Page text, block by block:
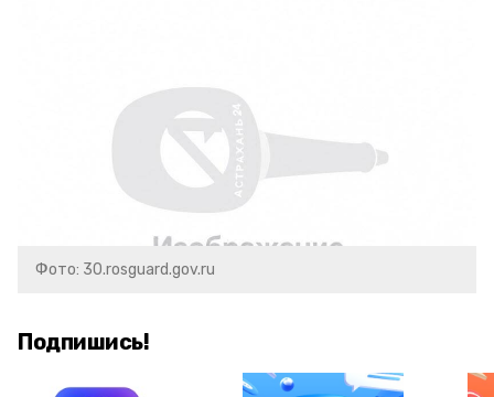
Фото: 30.rosguard.gov.ru
Подпишись!